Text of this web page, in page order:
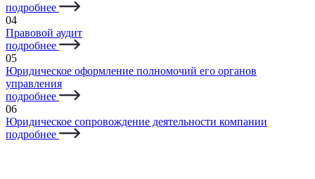
подробнее
04
Правовой аудит
подробнее
05
Юридическое оформление полномочий его органов
управления
подробнее
06
Юридическое сопровождение деятельности компании
подробнее